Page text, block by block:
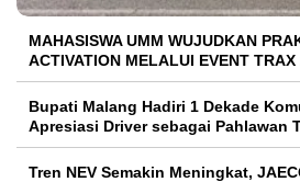
MAHASISWA UMM WUJUDKAN
ACTIVATION MELALUI EVENT TRAX
Bupati Malang Hadiri 1 Dekade
Apresiasi Driver sebagai Pahlawan
Tren NEV Semakin Meningkat,